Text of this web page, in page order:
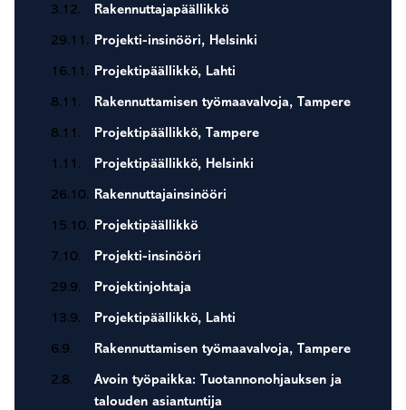
3.12. Rakennuttajapäällikkö
29.11. Projekti-insinööri, Helsinki
16.11. Projektipäällikkö, Lahti
8.11. Rakennuttamisen työmaavalvoja, Tampere
8.11. Projektipäällikkö, Tampere
1.11. Projektipäällikkö, Helsinki
26.10. Rakennuttajainsinööri
15.10. Projektipäällikkö
7.10. Projekti-insinööri
29.9. Projektinjohtaja
13.9. Projektipäällikkö, Lahti
6.9. Rakennuttamisen työmaavalvoja, Tampere
2.8.
Avoin työpaikka: Tuotannonohjauksen ja
talouden asiantuntija